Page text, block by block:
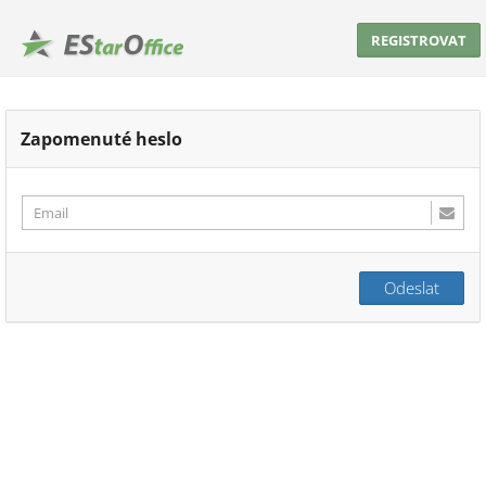
REGISTROVAT
Zapomenuté heslo